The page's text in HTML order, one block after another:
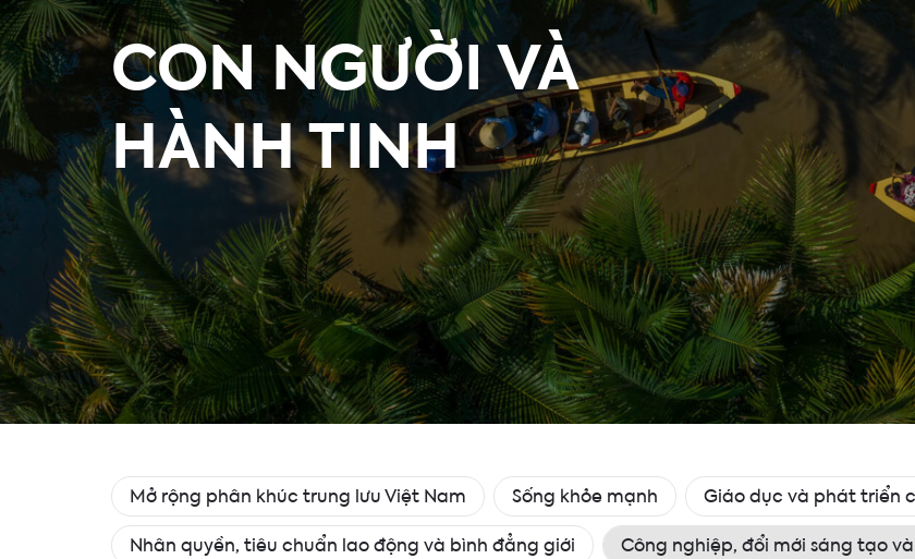
CON NGƯỜI VÀ
HÀNH TINH
Mở rộng phân khúc trung lưu Việt Nam Sống khỏe mạnh
Giáo dục và phát triển
Nhân quyền, tiêu chuẩn lao động và bình đẳng giới
Công nghiệp, đổi mới sáng tạo